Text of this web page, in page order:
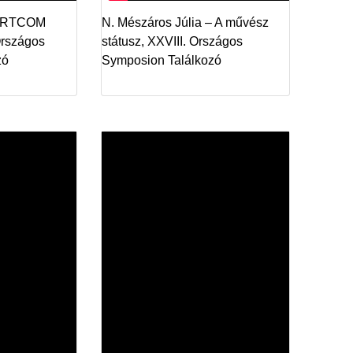
N. Mészáros Júlia – A művész
státusz, XXVIII. Országos
Symposion Találkozó